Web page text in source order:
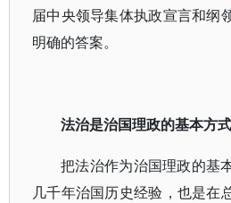
届中央领导集体执政宣言和纲
明确的答案。
法治是治国理政的基本方式
把法治作为治国理政的基
几千年治国历史经验，也是在